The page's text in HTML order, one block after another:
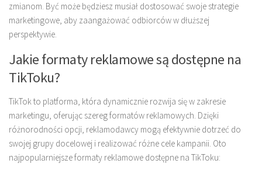
zmianom. Być może będziesz musiał dostosować swoje strategie
marketingowe, aby zaangażować odbiorców w dłuższej
perspektywie.
Jakie formaty reklamowe są dostępne na
TikToku?
TikTok to platforma, która dynamicznie rozwija się w zakresie
marketingu, oferując szereg formatów reklamowych. Dzięki
różnorodności opcji, reklamodawcy mogą efektywnie dotrzeć do
swojej grupy docelowej i realizować różne cele kampanii. Oto
najpopularniejsze formaty reklamowe dostępne na TikToku: